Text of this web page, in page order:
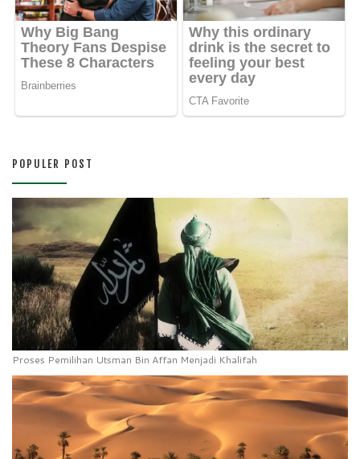
POPULER POST
Proses Pemilihan Utsman Bin Affan Menjadi Khalifah